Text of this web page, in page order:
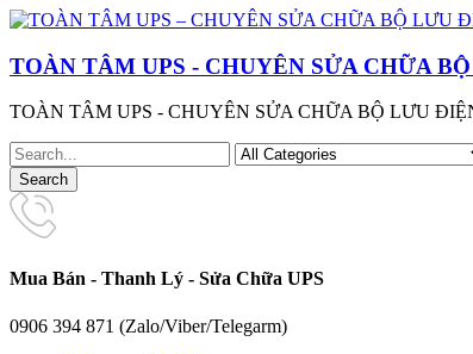
TOÀN TÂM UPS - CHUYÊN SỬA CHỮA
TOÀN TÂM UPS - CHUYÊN SỬA CHỮA BỘ LƯU
Mua Bán - Thanh Lý - Sửa Chữa UPS
0906 394 871 (Zalo/Viber/Telegarm)